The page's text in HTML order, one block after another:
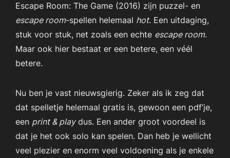
Escape Room: The Game (2016) zijn puzzel- en
escape room-spellen helemaal hot. Een uitdaging,
stuk voor stuk, net zoals een echte escape room.
Maar ook hier bestaat er een betere, een véél
betere.
Nu ben je vast nieuwsgierig. Zeker als ik zeg dat
dat spelletje helemaal gratis is, gewoon een pdf’je,
een print & playdus. Een ander groot voordeel is
dat je het ook solo kan spelen. Dan heb je wellicht
veel plezier en enorm veel voldoening als je enkele